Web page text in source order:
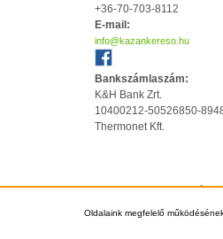
+36-70-703-8112
E-mail:
info@kazankereso.hu
Bankszámlaszám:
K&H Bank Zrt.
10400212-50526850-
Thermonet Kft.
Oldalaink megfelelő
Az